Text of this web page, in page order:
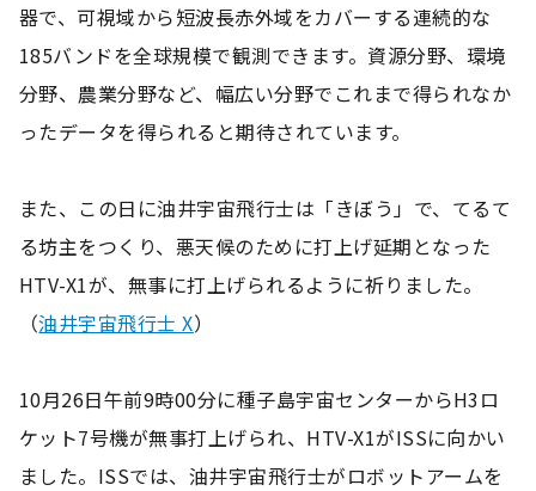
器で、可視域から短波長赤外域をカバーする連続的な
185バンドを全球規模で観測できます。資源分野、環境
分野、農業分野など、幅広い分野でこれまで得られなか
ったデータを得られると期待されています。
また、この日に油井宇宙飛行士は「きぼう」で、てるて
る坊主をつくり、悪天候のために打上げ延期となった
HTV-X1が、無事に打上げられるように祈りました。
（油井宇宙飛行士 X）
10月26日午前9時00分に種子島宇宙センターからH3ロ
ケット7号機が無事打上げられ、HTV-X1がISSに向かい
ました。ISSでは、油井宇宙飛行士がロボットアームを